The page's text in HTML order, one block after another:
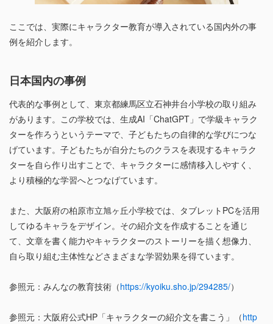
ここでは、実際にキャラクター教育が導入されている国内外の事
例を紹介します。
日本国内の事例
代表的な事例として、東京都練馬区立石神井台小学校の取り組み
があります。この学校では、生成AI「ChatGPT」で学級キャラク
ターを作ろうというテーマで、子どもたちの自律的な学びにつな
げています。子どもたちが自分たちのクラスを表現するキャラク
ターを自ら作り出すことで、キャラクターに感情移入しやすく、
より積極的な学習へとつなげています。
また、大阪府の柏原市立旭ヶ丘小学校では、タブレットPCを活用
してゆるキャラをデザイン。その紹介文を作成することを通じ
て、文章を書く能力やキャラクターのストーリーを描く想像力、
自ら取り組む主体性などさまざまな学習効果を得ています。
参照元：みんなの教育技術（https://kyoiku.sho.jp/294285/）
参照元：大阪府公式HP「キャラクターの紹介文を書こう」（http